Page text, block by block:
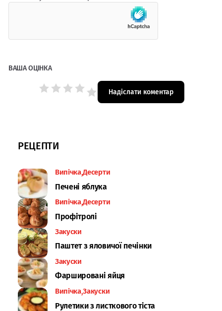
ВАША ОЦІНКА
РЕЦЕПТИ
Випічка Десерти
Печені яблука
Випічка Десерти
Профітролі
Закуски
Паштет з яловичої печінки
Закуски
Фаршировані яйця
Випічка Закуски
Рулетики з листкового тіста